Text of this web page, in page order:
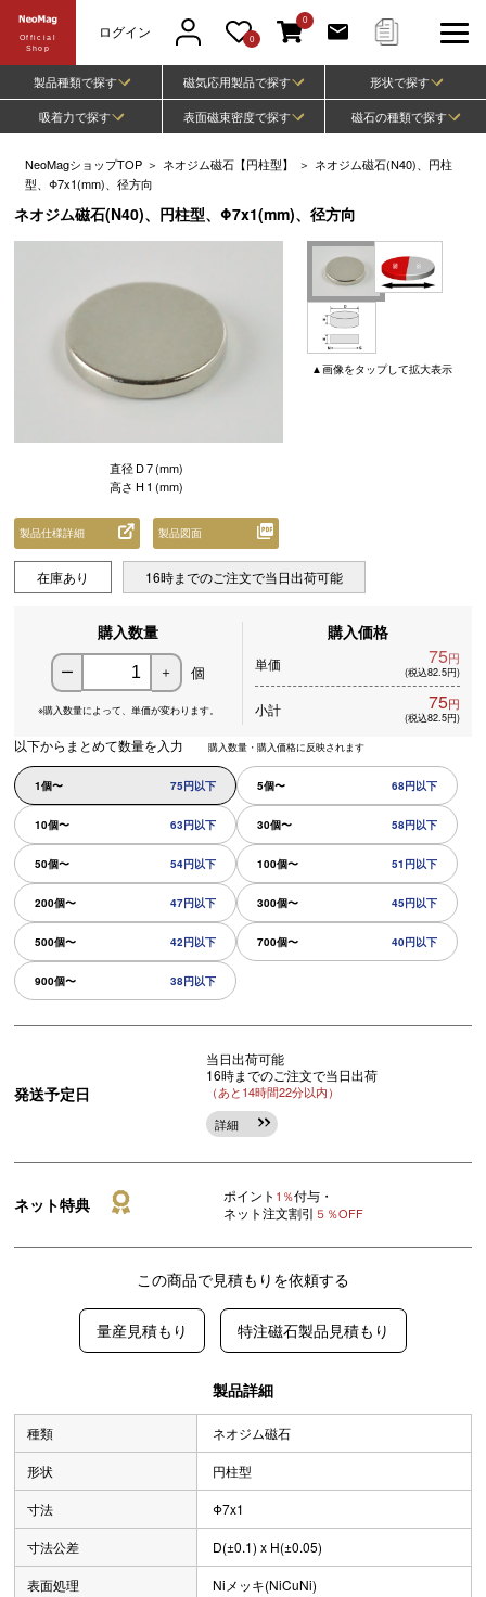
Official
Shop
ログイン 0
0
製品種類で探す 磁気応用製品で探す
形状で探す
吸着力で探す
表面磁束密度で探す 磁石の種類で探す
NeoMagショップTOP ＞ ネオジム磁石【円柱型】 ＞ ネオジム磁石(N40)、円柱
型、Φ7x1(mm)、径方向
ネオジム磁石(N40)、円柱型、Φ7x1(mm)、径方向
▲画像をタップして拡大表示
直径D7(mm)
高さ H 1 (mm)
製品仕様詳細 製品図面
在庫あり 16時までのご注文で当日出荷可能
購入数量
ー ＋ 個
※購入数量によって、 単価が変わります。
購入価格
単価 75円
(税込82.5円)
小計 75円
(税込82.5円)
以下からまとめて数量を入力 購入数量・購入価格に反映されます
1個〜 75円以下 5個〜 68円以下
10個〜 63円以下 30個〜 58円以下
50個〜 54円以下 100個〜 51円以下
200個〜 47円以下 300個〜 45円以下
500個〜 42円以下 700個〜 40円以下
900個〜 38円以下
発送予定日
当日出荷可能
16時までのご注文で当日出荷
（あと14時間22分以内）
詳細
ネット特典 ポイント 1％付与・
ネット注文割引 ５％OFF
この商品で見積もりを依頼する
量産見積もり 特注磁石製品見積もり
製品詳細
種類 ネオジム磁石
形状 円柱型
寸法 Φ7x1
寸法公差 D(±0.1) x H(±0.05)
表面処理 Niメッキ(NiCuNi)